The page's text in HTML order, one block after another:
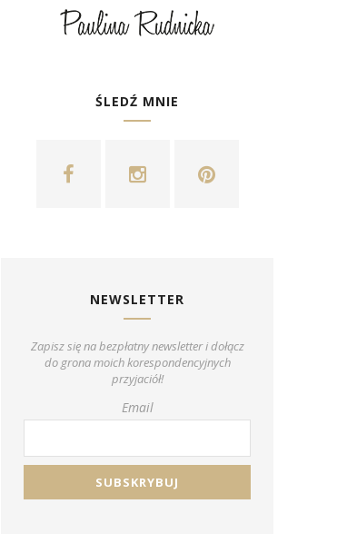
ŚLEDŹ MNIE
NEWSLETTER
Zapisz się na bezpłatny newsletter i dołącz
do grona moich korespondencyjnych
przyjaciół!
Email